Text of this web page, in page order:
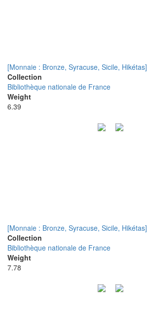
[Monnaie : Bronze, Syracuse, Sicile, Hikétas]
Collection
Bibliothèque nationale de France
Weight
6.39
[Monnaie : Bronze, Syracuse, Sicile, Hikétas]
Collection
Bibliothèque nationale de France
Weight
7.78